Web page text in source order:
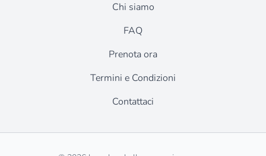
Chi siamo
FAQ
Prenota ora
Termini e Condizioni
Contattaci